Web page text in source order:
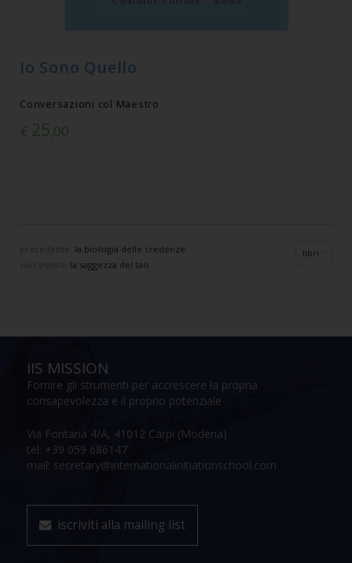
Io Sono Quello
Conversazioni col Maestro
€ 25,00
precedente: la biologia delle credenze
la saggezza del tao
libri
IIS MISSION
Fornire gli strumenti per accrescere la propria
consapevolezza e il proprio potenziale
Via Fontana 4/A, 41012 Carpi (Modena)
tel: +39 059 686147
mail: secretary@internationalinitiationschool.com
iscriviti alla mailing list